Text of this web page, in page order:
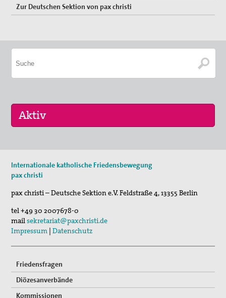
Zur Deutschen Sektion von pax christi
Selig, die Frieden stiften - Pilgern für den …
Internationale katholische Friedensbewegung
pax christi
pax christi – Deutsche Sektion e.V.Feldstraße 4,13355 Berlin
tel+49 30 2007678-0
mailsekretariat@paxchristi.de
Impressum |Datenschutz
Friedensfragen
Diözesanverbände
Kommissionen